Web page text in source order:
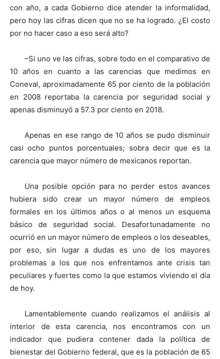
con año, a cada Gobierno dice atender la informalidad,
pero hoy las cifras dicen que no se ha logrado. ¿El costo
por no hacer caso a eso será alto?
–Si uno ve las cifras, sobre todo en el comparativo de
10 años en cuanto a las carencias que medimos en
Coneval, aproximadamente 65 por ciento de la población
en 2008 reportaba la carencia por seguridad social y
apenas disminuyó a 57.3 por ciento en 2018.
Apenas en ese rango de 10 años se pudo disminuir
casi ocho puntos porcentuales; sobra decir que es la
carencia que mayor número de mexicanos reportan.
Una posible opción para no perder estos avances
hubiera sido crear un mayor número de empleos
formales en los últimos años o al menos un esquema
básico de seguridad social. Desafortunadamente no
ocurrió en un mayor número de empleos o los deseables,
por eso, sin lugar a dudas es uno de los mayores
problemas a los que nos enfrentamos ante crisis tan
peculiares y fuertes como la que estamos viviendo el día
de hoy.
Lamentablemente cuando realizamos el análisis al
interior de esta carencia, nos encontramos con un
indicador que pudiera contener dada la política de
bienestar del Gobierno federal, que es la población de 65